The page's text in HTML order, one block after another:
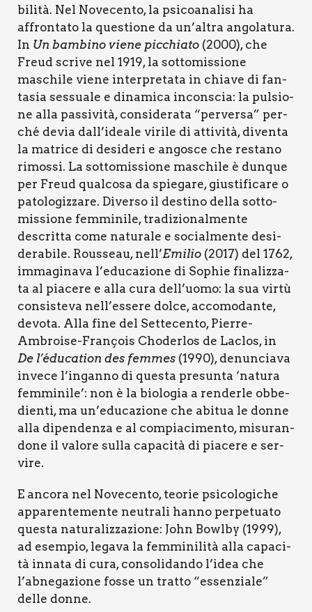
bi­li­tà. Nel Nove­cen­to, la psi­coa­na­li­si ha
affron­ta­to la que­stio­ne da un’altra ango­la­tu­ra.
In Un bam­bi­no vie­ne pic­chia­to (2000), che
Freud scri­ve nel 1919, la sot­to­mis­sio­ne
maschi­le vie­ne inter­pre­ta­ta in chia­ve di fan­
ta­sia ses­sua­le e dina­mi­ca incon­scia: la pul­sio­
ne alla pas­si­vi­tà, con­si­de­ra­ta “per­ver­sa” per­
ché devia dall’ideale viri­le di atti­vi­tà, diven­ta
la matri­ce di desi­de­ri e ango­sce che resta­no
rimos­si. La sot­to­mis­sio­ne maschi­le è dun­que
per Freud qual­co­sa da spie­ga­re, giu­sti­fi­ca­re o
pato­lo­giz­za­re. Diver­so il desti­no del­la sot­to­
mis­sio­ne fem­mi­ni­le, tra­di­zio­nal­men­te
descrit­ta come natu­ra­le e social­men­te desi­
de­ra­bi­le. Rous­seau, nell’Emi­lio (2017) del 1762,
imma­gi­na­va l’educazione di Sophie fina­liz­za­
ta al pia­ce­re e alla cura dell’uomo: la sua vir­tù
con­si­ste­va nell’essere dol­ce, acco­mo­dan­te,
devo­ta. Alla fine del Set­te­cen­to, Pier­re-
Ambroi­se-Fra­nçois Cho­der­los de Laclos, in
De l’éducation des fem­mes(1990), denun­cia­va
inve­ce l’inganno di que­sta pre­sun­ta ‘natu­ra
fem­mi­ni­le’: non è la bio­lo­gia a ren­der­le obbe­
dien­ti, ma un’educazione che abi­tua le don­ne
alla dipen­den­za e al com­pia­ci­men­to, misu­ran­
do­ne il valo­re sul­la capa­ci­tà di pia­ce­re e ser­
vi­re.
E anco­ra nel Nove­cen­to, teo­rie psi­co­lo­gi­che
appa­ren­te­men­te neu­tra­li han­no per­pe­tua­to
que­sta natu­ra­liz­za­zio­ne: John Bowl­by (1999),
ad esem­pio, lega­va la fem­mi­ni­li­tà alla capa­ci­
tà inna­ta di cura, con­so­li­dan­do l’idea che
l’abnegazione fos­se un trat­to “essen­zia­le”
del­le don­ne.